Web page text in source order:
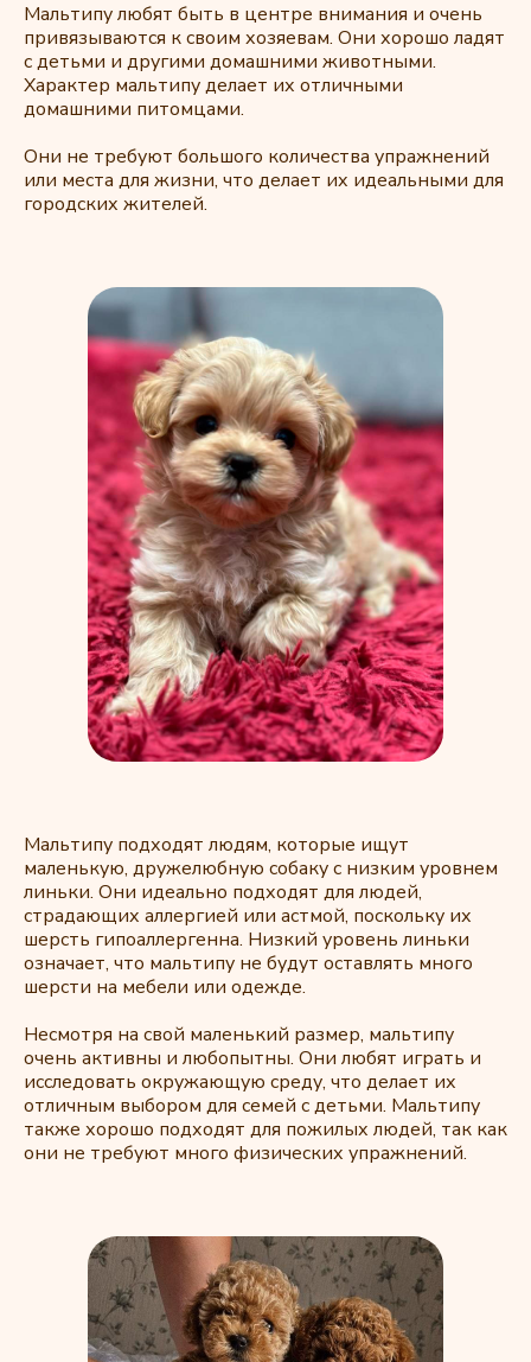
Мальтипу любят быть в центре внимания и очень
привязываются к своим хозяевам. Они хорошо ладят
с детьми и другими домашними животными.
Характер мальтипу делает их отличными
домашними питомцами.
Они не требуют большого количества упражнений
или места для жизни, что делает их идеальными для
городских жителей.
Мальтипу подходят людям, которые ищут
маленькую, дружелюбную собаку с низким уровнем
линьки. Они идеально подходят для людей,
страдающих аллергией или астмой, поскольку их
шерсть гипоаллергенна. Низкий уровень линьки
означает, что мальтипу не будут оставлять много
шерсти на мебели или одежде.
Несмотря на свой маленький размер, мальтипу
очень активны и любопытны. Они любят играть и
исследовать окружающую среду, что делает их
отличным выбором для семей с детьми. Мальтипу
также хорошо подходят для пожилых людей, так как
они не требуют много физических упражнений.